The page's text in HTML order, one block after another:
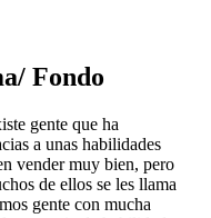
Fondo
gente que ha
a unas habilidades
vender muy bien, pero
de ellos se les llama
gente con mucha